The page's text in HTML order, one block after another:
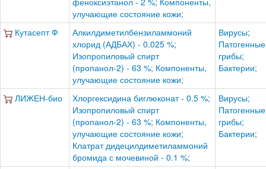
улучающие состояние кожи;
Кутасепт Ф
Алкилдиметилбензиламмоний
хлорид (АДБАХ) - 0.025 %;
Изопропиловый спирт
(пропанол-2) - 63 %; Компоненты,
улучающие состояние кожи;
Вирусы;
Патогенные
грибы;
Бактерии;
ЛИЖЕН-био
Хлоргексидина биглюконат - 0.5 %;
Изопропиловый спирт
(пропанол-2) - 63 %; Компоненты,
улучающие состояние кожи;
Клатрат дидецилдиметиламмоний
бромида с мочевиной - 0.1 %;
Вирусы;
Патогенные
грибы;
Бактерии;